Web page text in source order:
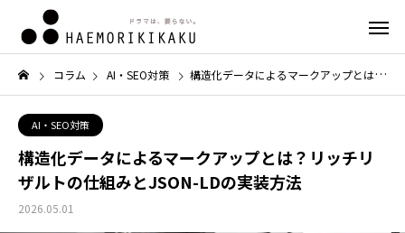
コラム AI・SEO対策 構造化データによるマークアップとは？リッチリザルトの仕組みとJSON-LDの実装方法
AI・SEO対策
構造化データによるマークアップとは？リッチリ
ザルトの仕組みとJSON-LDの実装方法
2026.05.01